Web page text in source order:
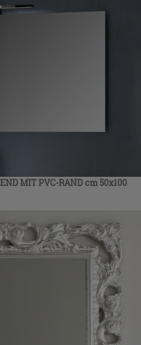
MIT PVC-RAND cm 50x100